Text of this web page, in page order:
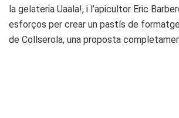
la gelateria Uaala!, i l’apicultor Eric
esforços per crear un pastís de
de Collserola, una proposta